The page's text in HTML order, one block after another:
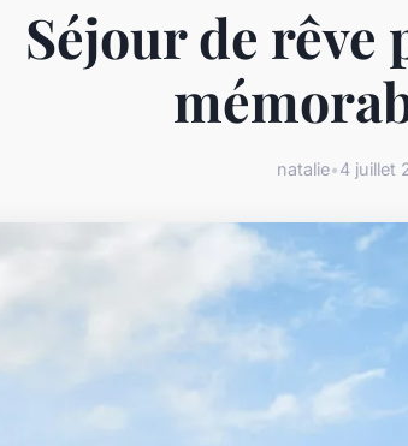
Séjour de rêve
natalie•4 juillet